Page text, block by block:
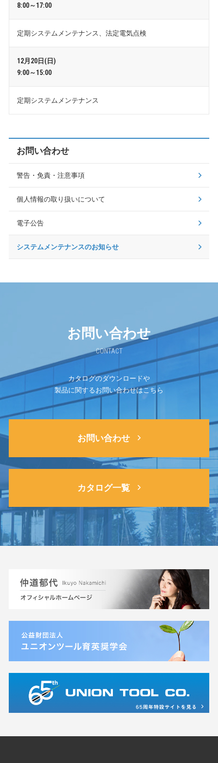
8:00～17:00
定期システムメンテナンス、法定電気点検
12月20日(日)
9:00～15:00
定期システムメンテナンス
お問い合わせ
警告・免責・注意事項
個人情報の取り扱いについて
電子公告
システムメンテナンスのお知らせ
お問い合わせ
CONTACT
カタログのダウンロードや
製品に関するお問い合わせはこちら
お問い合わせ
カタログ一覧